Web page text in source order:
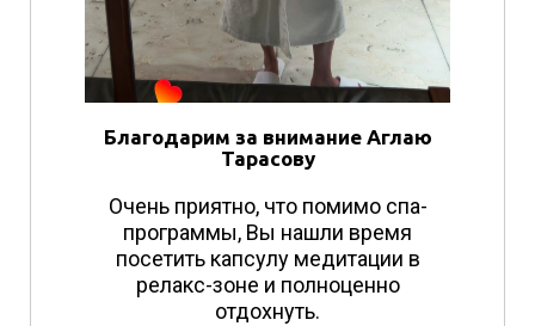
Благодарим за внимание Аглаю
Тарасову
Очень приятно, что помимо спа-
программы, Вы нашли время
посетить капсулу медитации в
релакс-зоне и полноценно
отдохнуть.